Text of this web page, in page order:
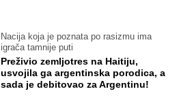
Nacija koja je poznata po rasizmu ima
igrača tamnije puti
Preživio zemljotres na Haitiju,
usvojila ga argentinska porodica, a
sada je debitovao za Argentinu!